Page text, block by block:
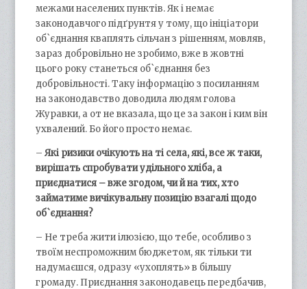
межами населених пунктів. Як і немає
законодавчого підґрунтя у тому, що ініціатори
об`єднання кваплять сільчан з рішенням, мовляв,
зараз добровільно не зробимо, вже в жовтні
цього року станеться об`єднання без
добровільності. Таку інформацію з посиланням
на законодавство доводила людям голова
Журавки, а от не вказала, що це за закон і ким він
ухвалений. Бо його просто немає.
–Які ризики очікують на ті села, які, все ж таки,
вирішать спробувати удільного хліба, а
приєднатися – вже згодом, чи й на тих, хто
займатиме вичікувальну позицію взагалі щодо
об`єднання?
– Не треба жити ілюзією, що тебе, особливо з
твоїм неспроможним бюджетом, як тільки ти
надумаєшся, одразу «ухоплять» в більшу
громаду. Приєднання законодавець передбачив,